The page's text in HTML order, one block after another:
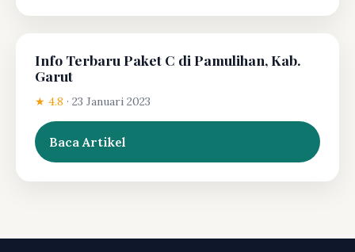
Info Terbaru Paket C di Pamulihan, Kab.
Garut
★ 4.8 · 23 Januari 2023
Baca Artikel